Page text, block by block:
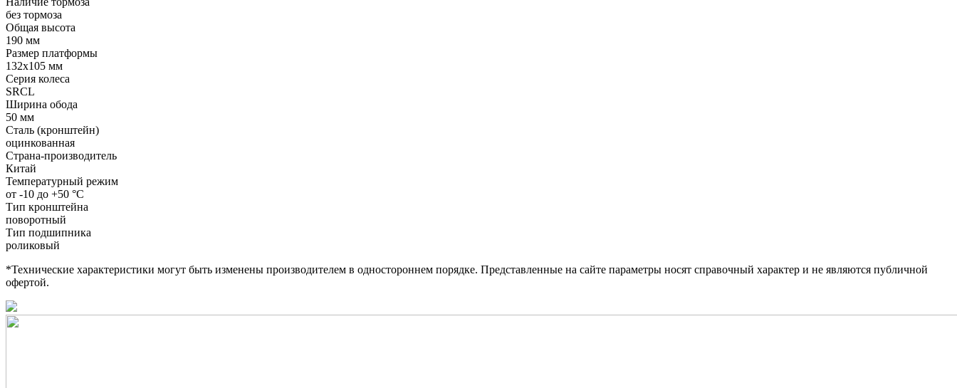
без тормоза
Общая высота
190 мм
Размер платформы
132x105 мм
Серия колеса
SRCL
Ширина обода
50 мм
Сталь (кронштейн)
оцинкованная
Страна-производитель
Китай
Температурный режим
от -10 до +50 °С
Тип кронштейна
поворотный
Тип подшипника
роликовый
*Технические характеристики могут быть изменены производителем в одностороннем порядке. Представленные на сайте параметры носят справочный характер и не являются публичной
офертой.